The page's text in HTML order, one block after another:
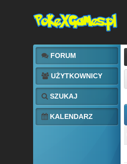
FORUM
UŻYTKOWNICY
SZUKAJ
KALENDARZ